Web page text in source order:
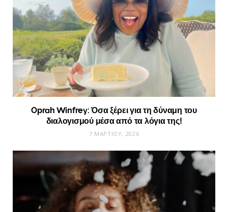
Oprah Winfrey: Όσα ξέρει για τη δύναμη του
διαλογισμού μέσα από τα λόγια της!
7 ΜΑΡΤΊΟΥ, 2026